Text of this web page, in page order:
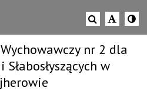
nr 2 dla
Słabosłyszących w